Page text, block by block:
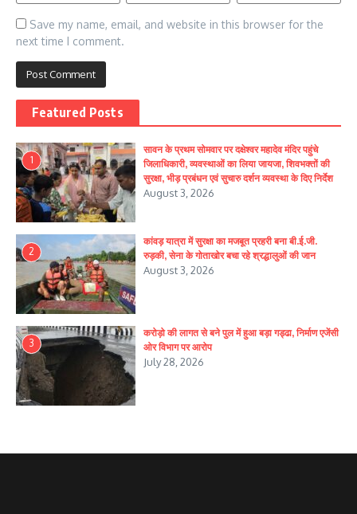
Save my name, email, and website in this browser for the
next time I comment.
Featured Posts
1
सावन के प्रथम सोमवार पर दक्षेश्वर महादेव मंदिर पहुंचे
जिलाधिकारी, व्यवस्थाओं का लिया जायजा, शिवभक्तों की
सुरक्षा, भीड़ प्रबंधन एवं सुचारु दर्शन व्यवस्था के दिए निर्देश
August 3, 2026
2
कांवड़ यात्रा में सुरक्षा का मजबूत प्रहरी बना बी.ई.जी.
रुड़की, सेना के गोताखोर बचा रहे श्रद्धालुओं की जान
August 3, 2026
3
करोड़ो की लागत से बने पुल में हुआ बड़ा गड्ढा, निर्माण एजेंसी
ओर विभाग पर आरोप
July 28, 2026